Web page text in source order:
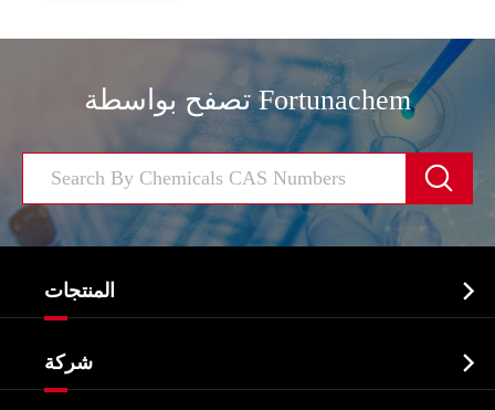
تصفح بواسطة Fortunachem

المنتجات 
الصيدلانية وسيطة
شركة 